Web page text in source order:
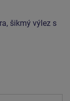
šikmý výlez s